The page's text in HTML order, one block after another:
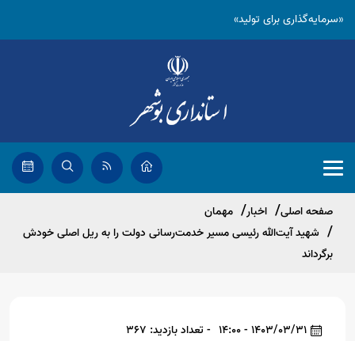
«سرمایه‌گذاری برای تولید»
صفحه اصلی اخبار
مهمان
شهید آیت‌الله رئیسی مسیر خدمت‌رسانی دولت را به ریل اصلی خودش
برگرداند
1403/03/31 - 14:00
- تعداد بازدید: 367